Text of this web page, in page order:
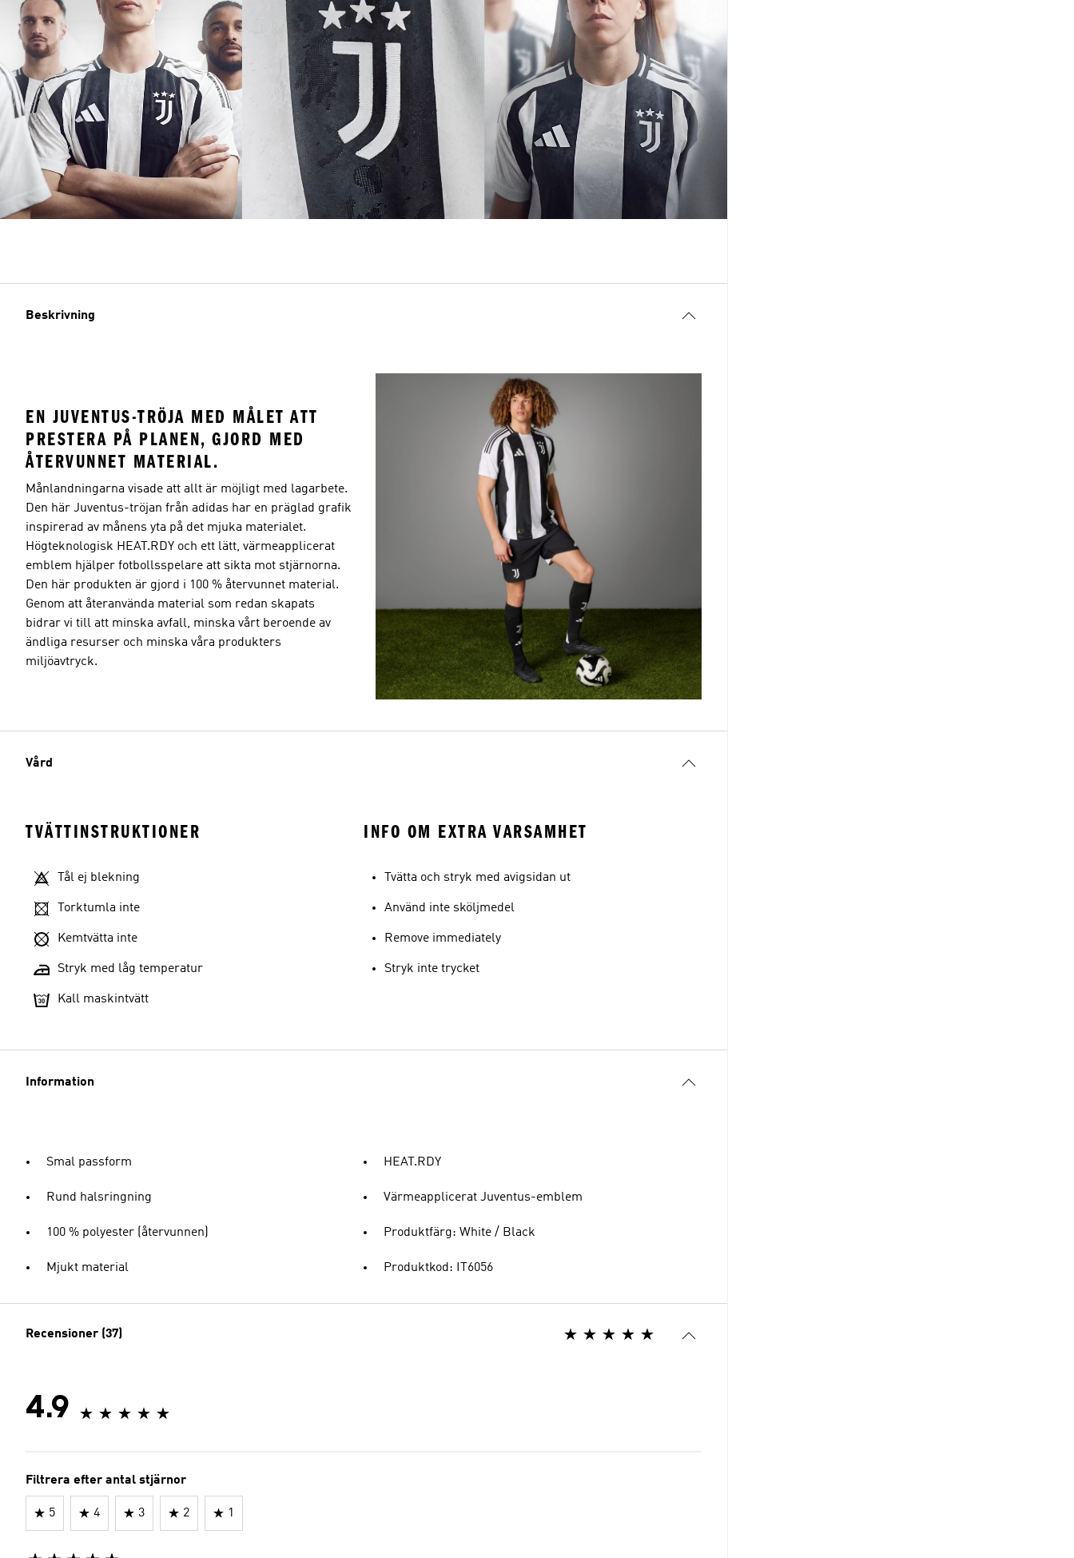
Beskrivning
EN JUVENTUS-TRÖJA MED MÅLET ATT
PRESTERA PÅ PLANEN, GJORD MED
ÅTERVUNNET MATERIAL.
Månlandningarna visade att allt är möjligt med lagarbete.
Den här Juventus-tröjan från adidas har en präglad grafik
inspirerad av månens yta på det mjuka materialet.
Högteknologisk HEAT.RDY och ett lätt, värmeapplicerat
emblem hjälper fotbollsspelare att sikta mot stjärnorna.
Den här produkten är gjord i 100 % återvunnet material.
Genom att återanvända material som redan skapats
bidrar vi till att minska avfall, minska vårt beroende av
ändliga resurser och minska våra produkters
miljöavtryck.
Vård
TVÄTTINSTRUKTIONER
Tål ej blekning
Torktumla inte
Kemtvätta inte
Stryk med låg temperatur
Kall maskintvätt
INFO OM EXTRA VARSAMHET
Tvätta och stryk med avigsidan ut
Använd inte sköljmedel
Remove immediately
Stryk inte trycket
Information
Smal passform
Rund halsringning
100 % polyester (återvunnen)
Mjukt material
HEAT.RDY
Värmeapplicerat Juventus-emblem
Produktfärg: White / Black
Produktkod: IT6056
Recensioner (37)
4.9
Filtrera efter antal stjärnor
5 4 3 2 1